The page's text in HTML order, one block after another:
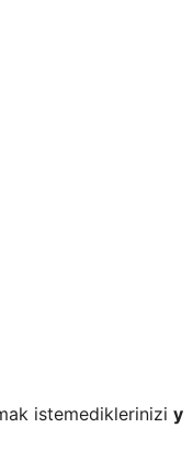
istemediklerinizi y